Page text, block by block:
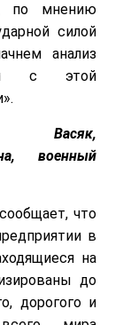
по мнению
силой
анализ
с этой
Васяк,
военный
что
в
на
до
дорогого и